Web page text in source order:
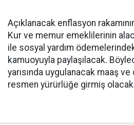
Açıklanacak enflasyon
Kur ve memur emeklilerinin
ile sosyal yardım
kamuoyuyla paylaşılacak.
yarısında uygulanacak maaş ve
resmen yürürlüğe girmiş